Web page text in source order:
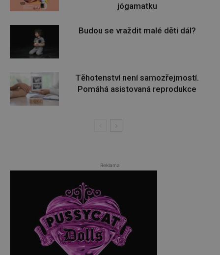
jógamatku
Budou se vraždit malé děti dál?
Těhotenství není samozřejmostí.
Pomáhá asistovaná reprodukce
Reklama